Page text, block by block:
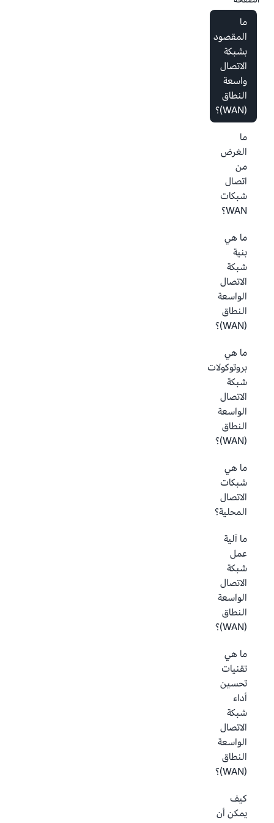
ما
المقصود
بشبكة
الاتصال
واسعة
النطاق
(WAN)؟
ما
الغرض
من
اتصال
شبكات
WAN؟
ما هي
بنية
شبكة
الاتصال
الواسعة
النطاق
(WAN)؟
ما هي
بروتوكولات
شبكة
الاتصال
الواسعة
النطاق
(WAN)؟
ما هي
شبكات
الاتصال
المحلية؟
ما آلية
عمل
شبكة
الاتصال
الواسعة
النطاق
(WAN)؟
ما هي
تقنيات
تحسين
أداء
شبكة
الاتصال
الواسعة
النطاق
(WAN)؟
كيف
يمكن أن